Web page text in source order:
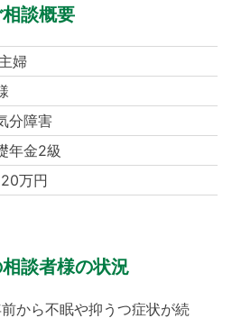
相談概要
婦
分障害
年金2級
万円
談者様の状況
から不眠や抑うつ症状が続